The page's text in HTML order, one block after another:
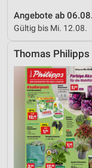
Angebote ab 06.08.
Gültig bis Mi. 12.08.
Thomas Philipps
IAB-Besonderheiten:
Verwendung
Geräte anhand
Informationen
Nicht-IAB-
Notwendig
Performance
Funktional